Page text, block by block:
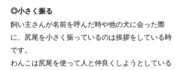
◎小さく振る
飼い主さんが名前を呼んだ時や他の犬に会った際
に、尻尾を小さく振っているのは挨拶をしている時
です。
わんこは尻尾を使って人と仲良くしようとしている